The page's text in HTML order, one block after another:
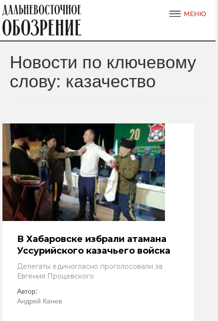
Новости по ключевому
слову: казачество
В Хабаровске избрали атамана
Уссурийского казачьего войска
Делегаты единогласно проголосовали за
Евгения Процевского
Автор:
Андрей Канев